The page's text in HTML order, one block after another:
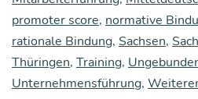
bei
Mit­
ar­
promoter score, normative
rationale Bindung, Sachsen,
Thüringen, Training,
Unternehmensführung,